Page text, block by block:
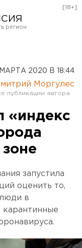
[18+]
2020 В 18:44
Моргулес
«индекс
запустила
оценить то,
в
карантинные